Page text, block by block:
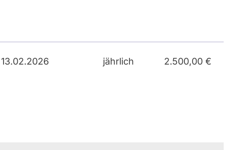
13.02.2026 jährlich 2.500,00 €